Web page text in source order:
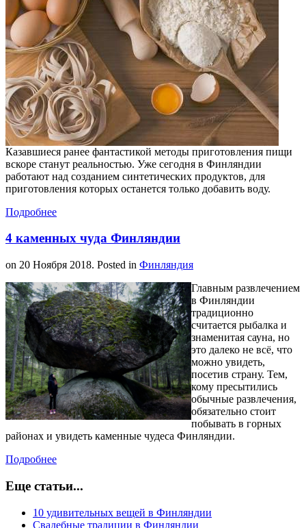
Казавшиеся ранее фантастикой методы приготовления пищи
вскоре станут реальностью. Уже сегодня в Финляндии
работают над созданием синтетических продуктов, для
приготовления которых останется только добавить воду.
Подробнее
4 каменных чуда Финляндии
on 20 Ноября 2018. Posted in Финляндия
Главным развлечением
в Финляндии
традиционно
считается рыбалка и
знаменитая сауна, но
это далеко не всё, что
можно увидеть,
посетив страну. Тем,
кому пресытились
обычные развлечения,
обязательно стоит
побывать в горных
районах и увидеть каменные чудеса Финляндии.
Подробнее
Еще статьи...
10 удивительных вещей в Финляндии
Свадебные традиции в Финляндии